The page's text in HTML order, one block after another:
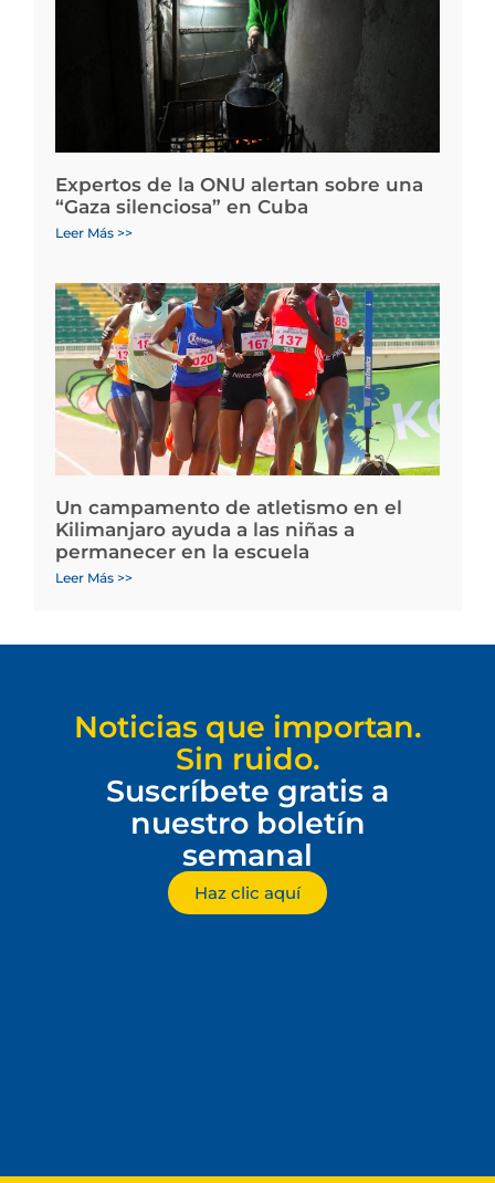
Expertos de la ONU alertan sobre una
“Gaza silenciosa” en Cuba
Leer Más >>
Un campamento de atletismo en el
Kilimanjaro ayuda a las niñas a
permanecer en la escuela
Leer Más >>
Noticias que importan.
Sin ruido.
Suscríbete gratis a
nuestro boletín
semanal
Haz clic aquí